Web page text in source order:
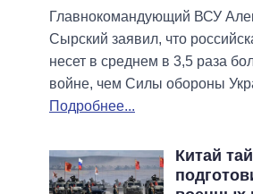
Главнокомандующий ВСУ
Сырский заявил, что
несет в среднем в 3,5 раза
войне, чем Силы обороны
Подробнее...
Китай